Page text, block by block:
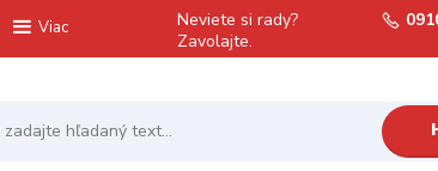
Viac
Neviete si rady?
Zavolajte.